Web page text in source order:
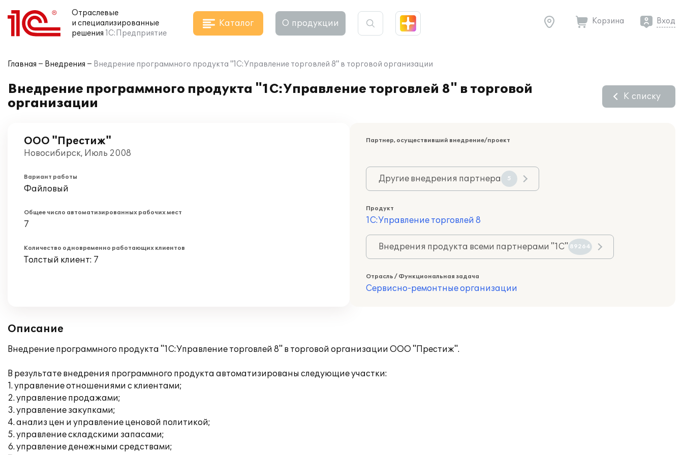
Отраслевые
и специализированные
решения 1С:Предприятие
Каталог О продукции Корзина Вход
Главная Внедрения Внедрение программного продукта "1С:Управление торговлей 8" в торговой организации
Внедрение программного продукта "1С:Управление торговлей 8" в торговой
организации
К списку
ООО "Престиж"
Новосибирск, Июль 2008
Вариант работы
Файловый
Общее число автоматизированных рабочих мест
7
Количество одновременно работающих клиентов
Толстый клиент: 7
Партнер, осуществивший внедрение/проект
Другие внедрения партнера 5
Продукт
1С:Управление торговлей 8
Внедрения продукта всеми партнерами "1С" 89264
Отрасль / Функциональная задача
Сервисно-ремонтные организации
Описание
Внедрение программного продукта "1С:Управление торговлей 8" в торговой организации ООО "Престиж".
В результате внедрения программного продукта автоматизированы следующие участки:
1. управление отношениями с клиентами;
2. управление продажами;
3. управление закупками;
4. анализ цен и управление ценовой политикой;
5. управление складскими запасами;
6. управление денежными средствами;